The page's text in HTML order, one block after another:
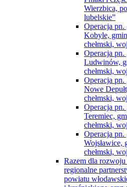
Wierzbica,
lubelskie”
Operacja pn.
Kobyle,
chełmski,
Operacja pn.
Ludwinów,
chełmski,
Operacja pn.
Nowe
chełmski,
Operacja pn.
Teremiec,
chełmski,
Operacja pn.
Wojsławice,
chełmski,
Razem dla
regionalne
powiatu